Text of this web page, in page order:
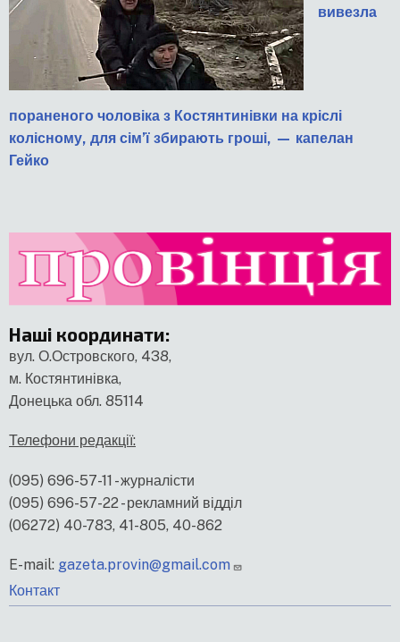
вивезла
пораненого чоловіка з Костянтинівки на кріслі
колісному, для сім’ї збирають гроші, — капелан
Гейко
Наші координати:
вул. О.Островского, 438,
м. Костянтинівка,
Донецька обл. 85114
Телефони редакції:
(095) 696-57-11 - журналісти
(095) 696-57-22 - рекламний відділ
(06272) 40-783, 41-805, 40-862
E-mail: gazeta.provin@gmail.com
меню
Контакт